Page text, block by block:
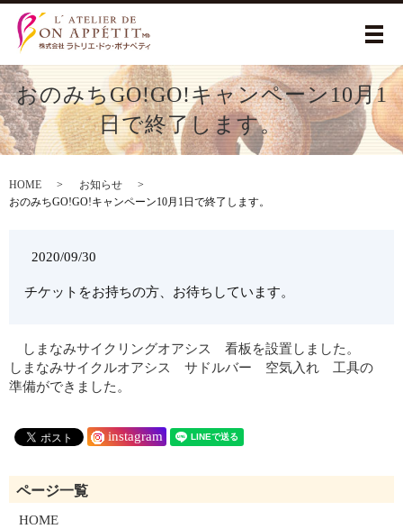
メ
おのみちGO!GO!キャンペーン10月1
日で終了します。
HOME
お知らせ
おのみちGO!GO!キャンペーン10月1日で終了します。
2020/09/30
チケットをお持ちの方、お待ちしています。
しまなみサイクリングオアシス 看板を設置しました。
しまなみサイクルオアシス サドルバー 空気入れ 工具の
準備ができました。
instagram
HOME